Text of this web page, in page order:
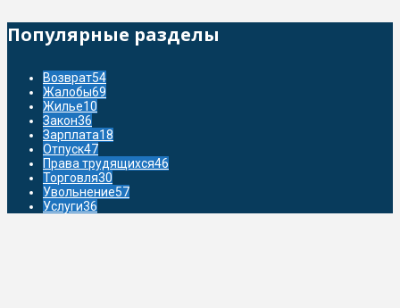
Популярные разделы
Возврат54
Жалобы69
Жилье10
Закон36
Зарплата18
Отпуск47
Права трудящихся46
Торговля30
Увольнение57
Услуги36